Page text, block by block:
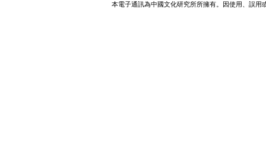
本電子通訊為中國文化研究所所擁有。因使用、誤